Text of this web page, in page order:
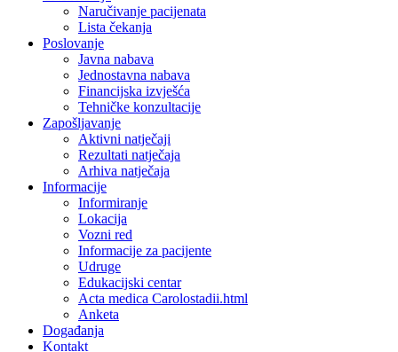
Naručivanje pacijenata
Lista čekanja
Poslovanje
Javna nabava
Jednostavna nabava
Financijska izvješća
Tehničke konzultacije
Zapošljavanje
Aktivni natječaji
Rezultati natječaja
Arhiva natječaja
Informacije
Informiranje
Lokacija
Vozni red
Informacije za pacijente
Udruge
Edukacijski centar
Acta medica Carolostadii.html
Anketa
Događanja
Kontakt